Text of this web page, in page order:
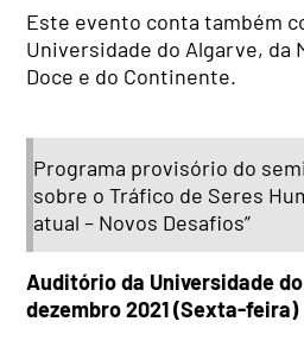
Este evento conta também
Universidade do Algarve, da
Doce e do Continente.
Programa provisório do
sobre o Tráfico de Seres
atual – Novos Desafios”
Auditório da Universidade
dezembro 2021 (Sexta-feira)